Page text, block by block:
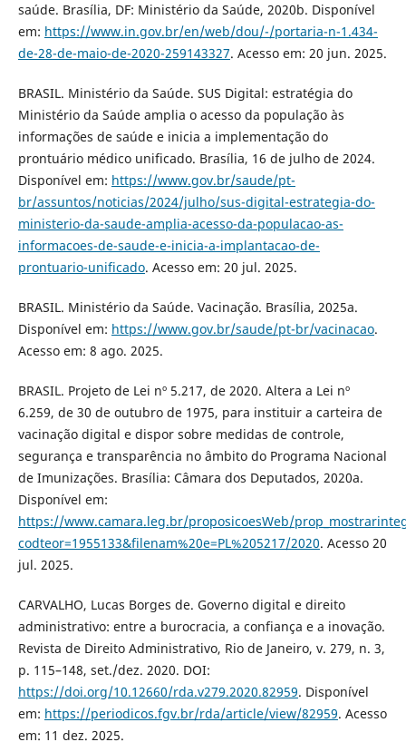
saúde. Brasília, DF: Ministério da Saúde, 2020b. Disponível
em: https://www.in.gov.br/en/web/dou/-/portaria-n-1.434-
de-28-de-maio-de-2020-259143327. Acesso em: 20 jun. 2025.
BRASIL. Ministério da Saúde. SUS Digital: estratégia do
Ministério da Saúde amplia o acesso da população às
informações de saúde e inicia a implementação do
prontuário médico unificado. Brasília, 16 de julho de 2024.
Disponível em: https://www.gov.br/saude/pt-
br/assuntos/noticias/2024/julho/sus-digital-estrategia-do-
ministerio-da-saude-amplia-acesso-da-populacao-as-
informacoes-de-saude-e-inicia-a-implantacao-de-
prontuario-unificado. Acesso em: 20 jul. 2025.
BRASIL. Ministério da Saúde. Vacinação. Brasília, 2025a.
Disponível em: https://www.gov.br/saude/pt-br/vacinacao.
Acesso em: 8 ago. 2025.
BRASIL. Projeto de Lei nº 5.217, de 2020. Altera a Lei nº
6.259, de 30 de outubro de 1975, para instituir a carteira de
vacinação digital e dispor sobre medidas de controle,
segurança e transparência no âmbito do Programa Nacional
de Imunizações. Brasília: Câmara dos Deputados, 2020a.
Disponível em:
https://www.camara.leg.br/proposicoesWeb/
codteor=1955133&filenam%20e=PL%205217/2020. Acesso 20
jul. 2025.
CARVALHO, Lucas Borges de. Governo digital e direito
administrativo: entre a burocracia, a confiança e a inovação.
Revista de Direito Administrativo, Rio de Janeiro, v. 279, n. 3,
p. 115–148, set./dez. 2020. DOI:
https://doi.org/10.12660/rda.v279.2020.82959. Disponível
em: https://periodicos.fgv.br/rda/article/view/82959. Acesso
em: 11 dez. 2025.